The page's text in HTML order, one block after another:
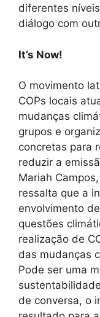
diferentes
diálogo com
It’s Now!
O movimento
COPs locais
mudanças
grupos e
concretas para
reduzir a
Mariah
ressalta que a
envolvimento
questões
realização de
das mudanças
Pode ser uma
de conversa, o